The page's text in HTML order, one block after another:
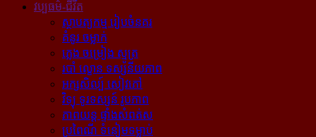
វប្បធម៌-ជីវិត
ស្ថាបត្យកម្ម រៀបចំនគរ
គំនូរ ចម្លាក់
ភ្លេង ចម្រៀង ស្មូត្រ
របាំ ល្ខោន ទស្សនីយភាព
អក្សសិល្ប៍ សៀវភៅ
វិទ្យុ ទូរទស្សន៍ រូបភាព
ភាពយន្ដ ផ្ទាំងសំពត់ស
ប្រពៃណី ទំនៀមទម្លាប់